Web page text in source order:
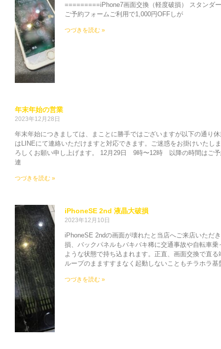
=========iPhone7画面交換（軽度破損） スタンダ
ご予約フォームご利用で1,000円OFFしが
つづきを読む »
年末年始の営業
2023年12月28日
年末年始につきましては、まことに勝手ではございますが以下の通り
はLINEにて連絡いただけますと対応できます。ご迷惑をお掛けいたし
ろしくお願い申し上げます。 12月29日 9時〜12時 以降の時間はご
連
つづきを読む »
iPhoneSE 2nd 液晶大破損
2023年12月10日
iPhoneSE 2ndの画面が壊れたと当店へご来店いただ
損、バックパネルもバキバキ稀に交通事故や自転車
ような状態で持ち込まれます。正直、画面交換で直
ループのまますすまなく起動しないこともチラホラ基
つづきを読む »